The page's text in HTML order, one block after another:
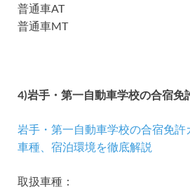
普通車AT
普通車MT
4)岩手・第一自動車学校の合宿免
岩手・第一自動車学校の合宿免許
車種、宿泊環境を徹底解説
取扱車種：